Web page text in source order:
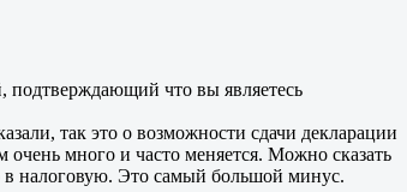
подтверждающий что вы являетесь
так это о возможности сдачи декларации
много и часто меняется. Можно сказать
в налоговую. Это самый большой минус.